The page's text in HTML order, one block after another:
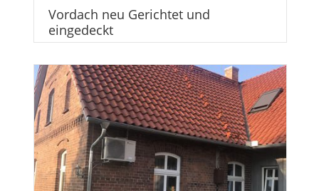
Vordach neu Gerichtet und
eingedeckt